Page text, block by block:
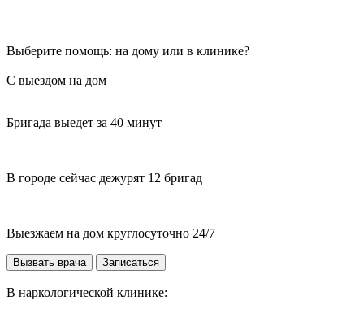
Выберите помощь: на дому или в клинике?
С выездом на дом
Бригада выедет за 40 минут
В городе сейчас дежурят 12 бригад
Выезжаем на дом круглосуточно 24/7
Вызвать врача Записаться
В наркологической клинике: